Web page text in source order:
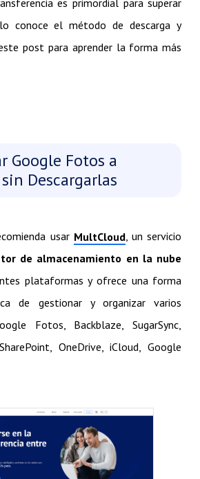
es primordial para superar
conoce el método de descarga y
post para aprender la forma más
Google Fotos a
Descargarlas
usar MultCloud, un servicio
de almacenamiento en la nube
plataformas y ofrece una forma
de gestionar y organizar varios
Fotos, Backblaze, SugarSync,
OneDrive, iCloud, Google